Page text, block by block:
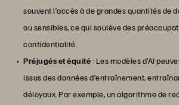
souvent l’accès à de grandes quantités de
ou sensibles, ce qui soulève des
confidentialité.
Préjugés et équité : Les modèles d’AI
issus des données d’entraînement,
déloyaux. Par exemple, un algorithme de